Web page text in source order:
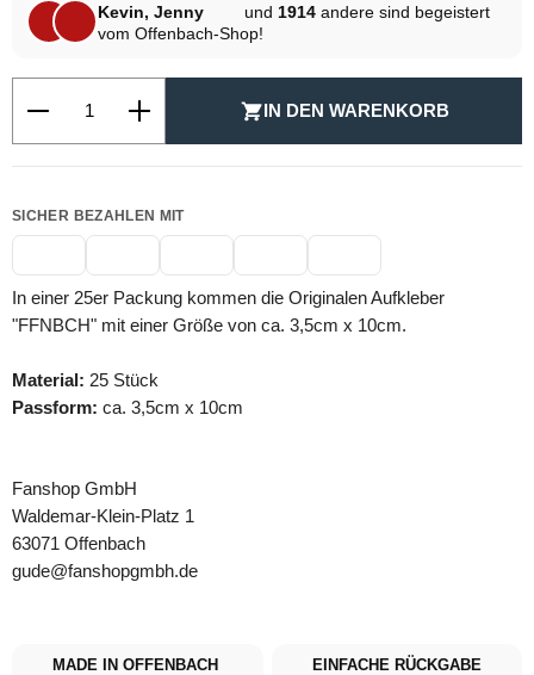
Kevin, Jenny und 1914 andere sind begeistert
vom Offenbach-Shop!
IN DEN WARENKORB
SICHER BEZAHLEN MIT
In einer 25er Packung kommen die Originalen Aufkleber
"FFNBCH" mit einer Größe von ca. 3,5cm x 10cm.
Material: 25 Stück
Passform: ca. 3,5cm x 10cm
Fanshop GmbH
Waldemar-Klein-Platz 1
63071 Offenbach
gude@fanshopgmbh.de
MADE IN OFFENBACH
EINFACHE RÜCKGABE